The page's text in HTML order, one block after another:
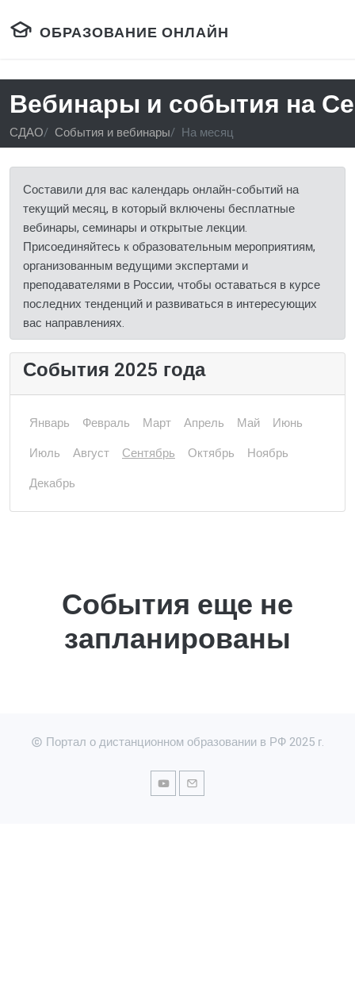
ОБРАЗОВАНИЕ ОНЛАЙН
Вебинары и события на
СДАО События и вебинары На месяц
Составили для вас календарь онлайн-событий на
текущий месяц, в который включены бесплатные
вебинары, семинары и открытые лекции.
Присоединяйтесь к образовательным мероприятиям,
организованным ведущими экспертами и
преподавателями в России, чтобы оставаться в курсе
последних тенденций и развиваться в интересующих
вас направлениях.
События 2025 года
Январь Февраль Март Апрель Май
Июнь
Июль
Август Сентябрь Октябрь
Ноябрь
Декабрь
События еще не
запланированы
Портал о дистанционном образовании в РФ 2025 г.